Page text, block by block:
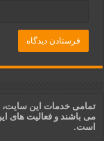
تمامی خدمات این سایت،
می باشند و فعالیت های
است.